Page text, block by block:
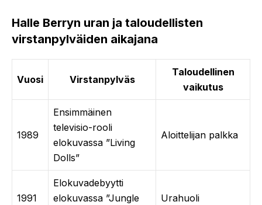
Halle Berryn uran ja taloudellisten
virstanpylväiden aikajana
Vuosi Virstanpylväs
Taloudellinen
vaikutus
1989
Ensimmäinen
televisio-rooli
elokuvassa ”Living
Dolls”
Aloittelijan palkka
1991
Elokuvadebyytti
elokuvassa ”Jungle
Urahuoli